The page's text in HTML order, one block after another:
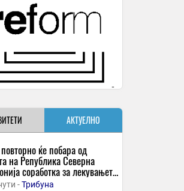
АКТУЕЛНО
повторно ќе побара од
на Република Северна
соработка за лекувањето
Михаилова
-Трибуна